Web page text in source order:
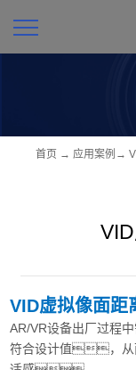
首页 → 应用案例 →
VID虚拟像面距
AR/VR设备出厂过程
符合设计值，从